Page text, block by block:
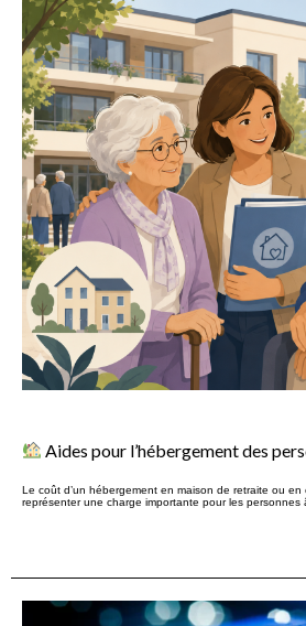
Aides pour l’hébergement des
Le coût d’un hébergement en maison de retraite ou
représenter une charge importante pour les personnes